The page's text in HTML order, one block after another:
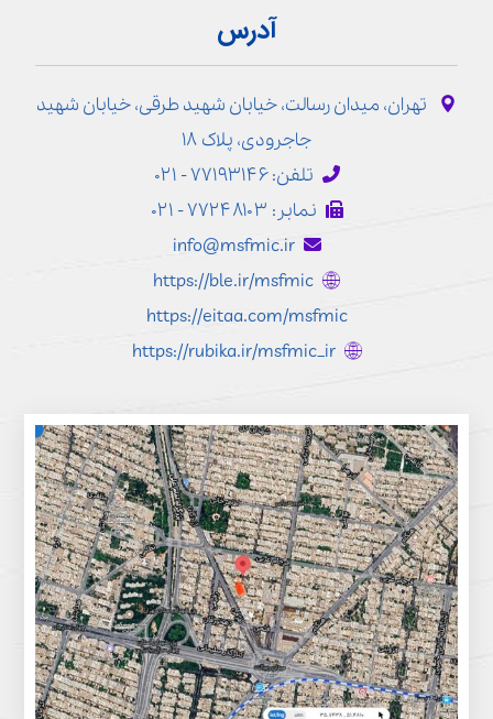
آدرس
تهران، میدان رسالت، خیابان شهید طرقی، خیابان شهید
جاجرودی، پلاک ۱۸
تلفن: ۷۷۱۹۳۱۴۶ - ۰۲۱
نمابر: ۷۷۲۴۸۱۰۳ - ۰۲۱
info@msfmic.ir
https://ble.ir/msfmic
https://eitaa.com/msfmic
https://rubika.ir/msfmic_ir